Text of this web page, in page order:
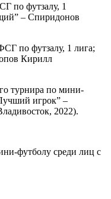
по футзалу, 1
– Спиридонов
по футзалу, 1 лига;
Кирилл
турнира по мини-
игрок” –
2022).
футболу среди лиц с